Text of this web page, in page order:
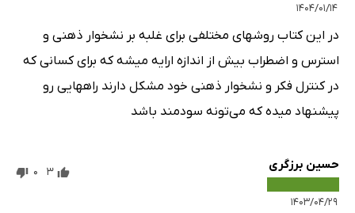
۱۴۰۴/۰۱/۱۴
در این کتاب روشهای مختلفی برای غلبه بر نشخوار ذهنی و
استرس و اضطراب بیش از اندازه ارایه میشه که برای کسانی که
در کنترل فکر و نشخوار ذهنی خود مشکل دارند راههایی رو
پیشنهاد میده که می‌تونه سودمند باشد
حسین برزگری
۱۴۰۳/۰۴/۲۹
3
0